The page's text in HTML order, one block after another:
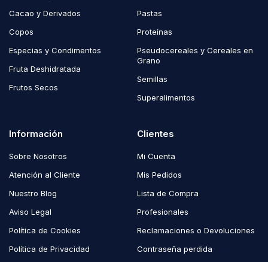
Cacao y Derivados
Copos
Especias y Condimentos
Fruta Deshidratada
Frutos Secos
Pastas
Proteínas
Pseudocereales y Cereales en
Grano
Semillas
Superalimentos
Información
Sobre Nosotros
Atención al Cliente
Nuestro Blog
Aviso Legal
Política de Cookies
Política de Privacidad
Clientes
Mi Cuenta
Mis Pedidos
Lista de Compra
Profesionales
Reclamaciones o Devoluciones
Contraseña perdida